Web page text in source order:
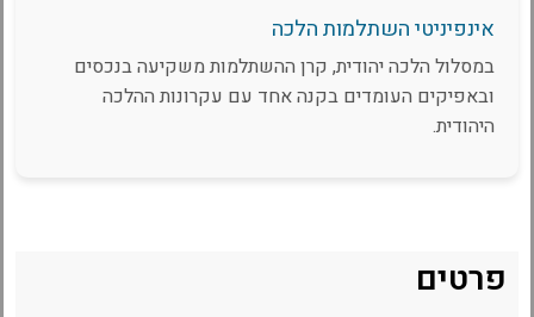
אינפיניטי השתלמות הלכה
במסלול הלכה יהודית, קרן ההשתלמות משקיעה בנכסים
ובאפיקים העומדים בקנה אחד עם עקרונות ההלכה
היהודית.
פרטים